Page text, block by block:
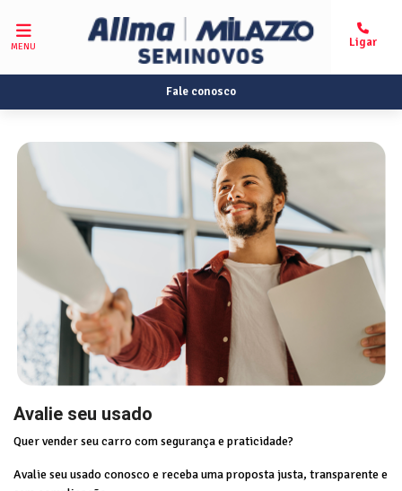
MENU
Fale conosco
Avalie seu usado
Quer vender seu carro com segurança e praticidade?
Avalie seu usado conosco e receba uma proposta justa, transparente e